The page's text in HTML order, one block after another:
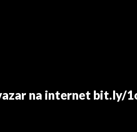
na internet bit.ly/